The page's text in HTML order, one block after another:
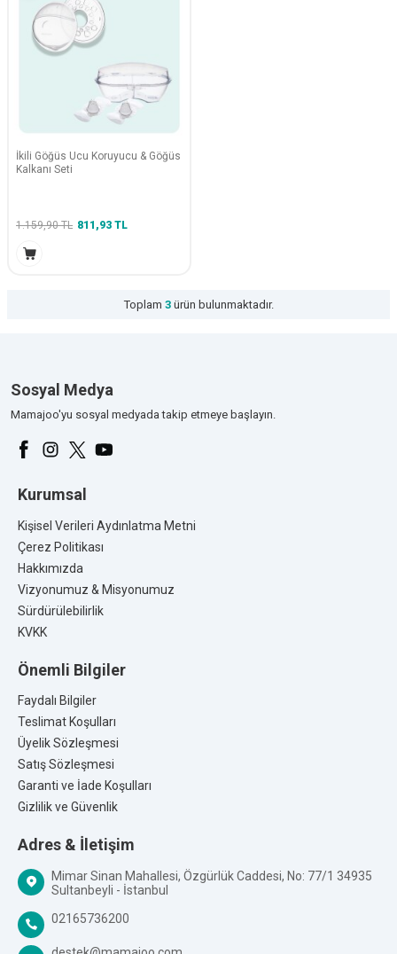
İkili Göğüs Ucu Koruyucu & Göğüs
Kalkanı Seti
1.159,90TL 811,93 TL
Toplam 3ürün bulunmaktadır.
Sosyal Medya
Mamajoo'yu sosyal medyada takip etmeye başlayın.
Kurumsal
Kişisel Verileri Aydınlatma Metni
Çerez Politikası
Hakkımızda
Vizyonumuz & Misyonumuz
Sürdürülebilirlik
KVKK
Önemli Bilgiler
Faydalı Bilgiler
Teslimat Koşulları
Üyelik Sözleşmesi
Satış Sözleşmesi
Garanti ve İade Koşulları
Gizlilik ve Güvenlik
Adres & İletişim
Mimar Sinan Mahallesi, Özgürlük Caddesi, No: 77/1 34935
Sultanbeyli - İstanbul
02165736200